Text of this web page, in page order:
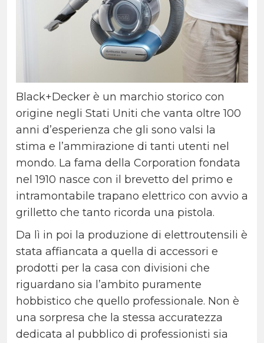
Black+Decker è un marchio storico con
origine negli Stati Uniti che vanta oltre 100
anni d’esperienza che gli sono valsi la
stima e l’ammirazione di tanti utenti nel
mondo. La fama della Corporation fondata
nel 1910 nasce con il brevetto del primo e
intramontabile trapano elettrico con avvio a
grilletto che tanto ricorda una pistola.
Da lì in poi la produzione di elettroutensili è
stata affiancata a quella di accessori e
prodotti per la casa con divisioni che
riguardano sia l’ambito puramente
hobbistico che quello professionale. Non è
una sorpresa che la stessa accuratezza
dedicata al pubblico di professionisti sia